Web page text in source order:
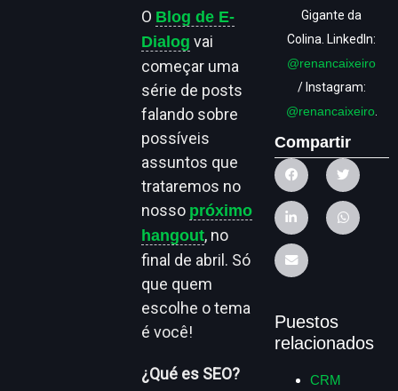
O Blog de E-
Dialog vai
começar uma
série de posts
falando sobre
possíveis
assuntos que
trataremos no
nosso próximo
hangout, no
final de abril. Só
que quem
escolhe o tema
é você!
¿Qué es SEO?
Gigante da
Colina. LinkedIn:
@renancaixeiro
/ Instagram:
@renancaixeiro.
Compartir
Puestos
relacionados
CRM